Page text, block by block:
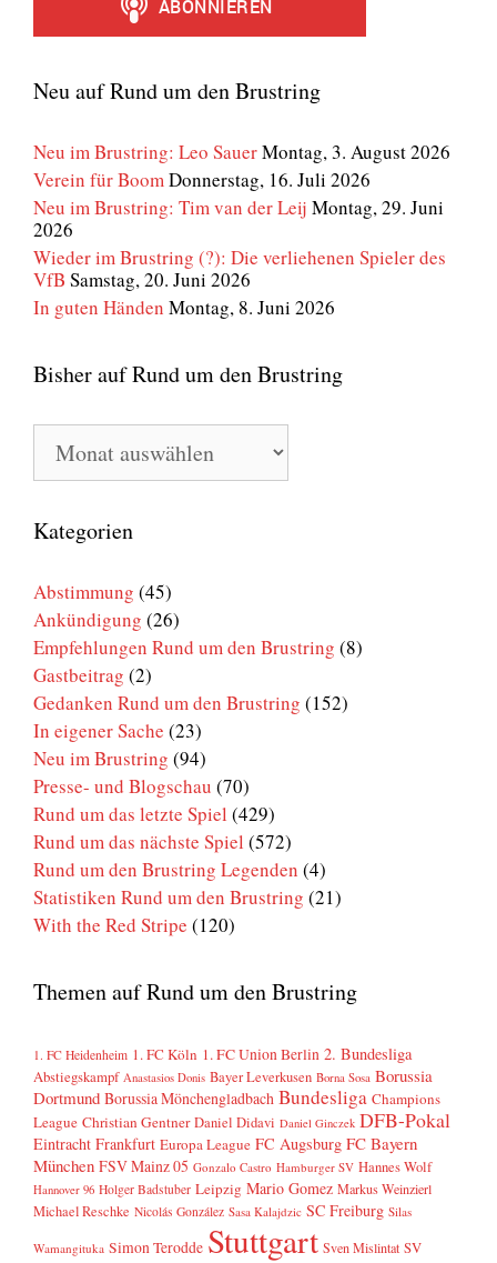
Neu auf Rund um den Brustring
Neu im Brustring: Leo SauerMontag, 3. August 2026
Verein für Boom Donnerstag, 16. Juli 2026
Neu im Brustring: Tim van der Leij Montag, 29. Juni
2026
Wieder im Brustring (?): Die verliehenen Spieler des
VfB Samstag, 20. Juni 2026
In guten Händen Montag, 8. Juni 2026
Bisher auf Rund um den Brustring
Bisher
auf
Rund
den
Brustring
Kategorien
Abstimmung (45)
Ankündigung (26)
Empfehlungen Rund um den Brustring (8)
Gastbeitrag (2)
Gedanken Rund um den Brustring (152)
In eigener Sache (23)
Neu im Brustring (94)
Presse- und Blogschau (70)
Rund um das letzte Spiel (429)
Rund um das nächste Spiel (572)
Rund um den Brustring Legenden (4)
Statistiken Rund um den Brustring (21)
With the Red Stripe (120)
Themen auf Rund um den Brustring
1. FC Heidenheim 1. FC Köln 1. FC Union Berlin 2. Bundesliga
Abstiegskampf Anastasios Donis Bayer Leverkusen Borna Sosa Borussia
Dortmund Borussia Mönchengladbach Bundesliga Champions
League Christian Gentner Daniel Didavi Daniel Ginczek DFB-Pokal
Eintracht Frankfurt Europa League FC Augsburg FC Bayern
München FSV Mainz 05 Gonzalo Castro Hamburger SV Hannes Wolf
Hannover 96 Holger Badstuber Leipzig Mario Gomez Markus Weinzierl
Michael Reschke Nicolás González Sasa Kalajdzic SC Freiburg Silas
Wamangituka Simon Terodde Stuttgart Sven Mislintat SV